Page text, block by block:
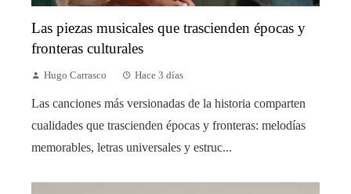
Las piezas musicales que trascienden épocas y
fronteras culturales
Hugo Carrasco Hace 3 días
Las canciones más versionadas de la historia comparten
cualidades que trascienden épocas y fronteras: melodías
memorables, letras universales y estruc...